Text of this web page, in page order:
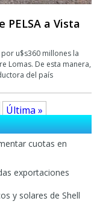
PELSA a Vista
u$s360 millones la
Lomas. De esta manera,
del país
Última »
cuotas en
exportaciones
y solares de Shell